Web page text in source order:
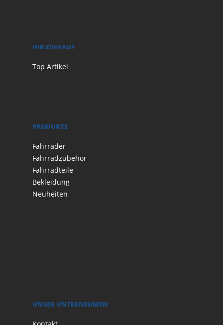
IHR EINKAUF
Top Artikel
PRODUKTE
Fahrräder
Fahrradzubehör
Fahrradteile
Bekleidung
Neuheiten
UNSER UNTERNEHMEN